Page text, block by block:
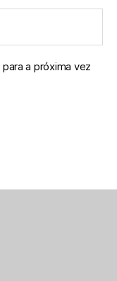
a próxima vez